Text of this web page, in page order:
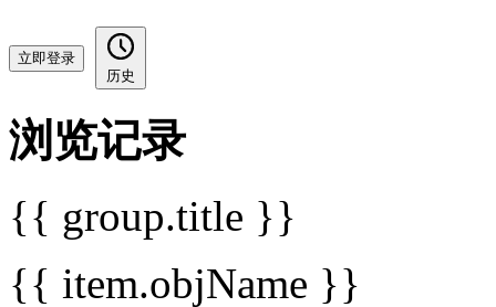
立即登录
历史
浏览记录
{{ group.title }}
{{ item.objName }}